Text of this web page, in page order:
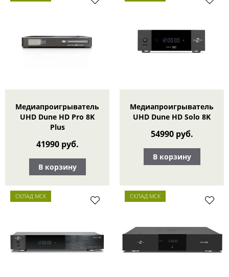
Медиапроигрыватель
UHD Dune HD Pro 8K
Plus
41990 руб.
В корзину
Медиапроигрыватель
UHD Dune HD Solo 8K
54990 руб.
В корзину
СКЛАД МСК СКЛАД МСК